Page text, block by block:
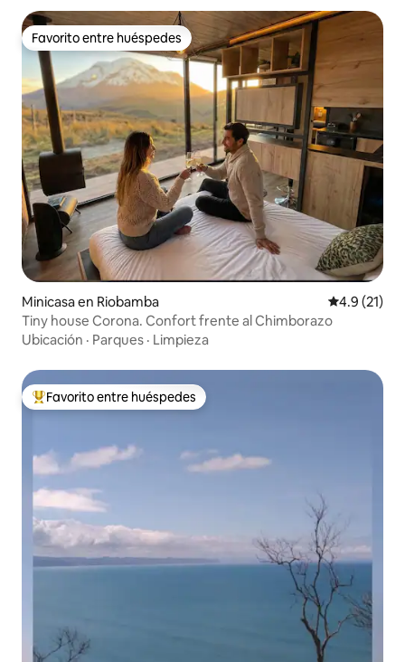
Favorito entre huéspedes
Favorito entre huéspedes
Minicasa en Riobamba Calificación
4.9 (21)
Tiny house Corona. Confort frente al Chimborazo
Ubicación · Parques · Limpieza
Favorito entre huéspedes preferido
Favorito entre huéspedes